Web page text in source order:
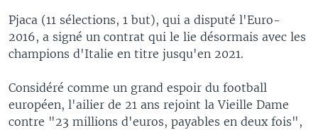
Pjaca (11 sélections, 1 but), qui a disputé l'Euro-
2016, a signé un contrat qui le lie désormais avec les
champions d'Italie en titre jusqu'en 2021.
Considéré comme un grand espoir du football
européen, l'ailier de 21 ans rejoint la Vieille Dame
contre "23 millions d'euros, payables en deux fois",